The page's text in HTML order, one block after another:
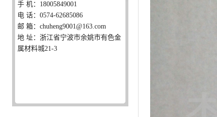
手 机：18005849001
电 话：0574-62685086
邮 箱：chuheng9001@163.com
地 址：浙江省宁波市余姚市有色金
属材料城21-3